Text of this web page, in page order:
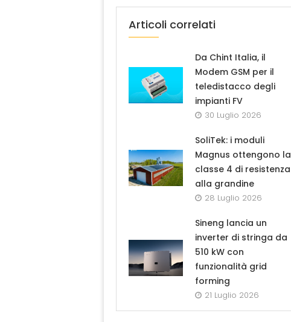
Articoli correlati
Da Chint Italia, il
Modem GSM per il
teledistacco degli
impianti FV
30 Luglio 2026
SoliTek: i moduli
Magnus ottengono la
classe 4 di resistenza
alla grandine
28 Luglio 2026
Sineng lancia un
inverter di stringa da
510 kW con
funzionalità grid
forming
21 Luglio 2026